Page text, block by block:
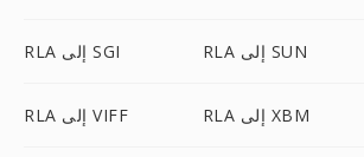
RLA إلى SGI RLA إلى SUN
RLA إلى VIFF RLA إلى XBM